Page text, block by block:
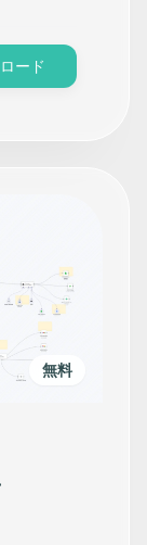
ード
無料
4,